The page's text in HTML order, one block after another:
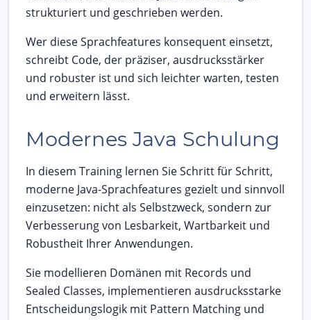
strukturiert und geschrieben werden.
Wer diese Sprachfeatures konsequent einsetzt,
schreibt Code, der präziser, ausdrucksstärker
und robuster ist und sich leichter warten, testen
und erweitern lässt.
Modernes Java Schulung
In diesem Training lernen Sie Schritt für Schritt,
moderne Java-Sprachfeatures gezielt und sinnvoll
einzusetzen: nicht als Selbstzweck, sondern zur
Verbesserung von Lesbarkeit, Wartbarkeit und
Robustheit Ihrer Anwendungen.
Sie modellieren Domänen mit Records und
Sealed Classes, implementieren ausdrucksstarke
Entscheidungslogik mit Pattern Matching und